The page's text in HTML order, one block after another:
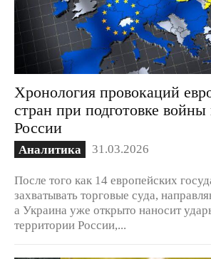
Хронология провокаций
стран при подготовке войны
России
Аналитика 31.03.2026
После того как 14 европейских
захватывать торговые суда,
а Украина уже открыто наносит
территории России,...